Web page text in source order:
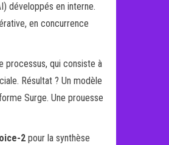
développés en interne.
en concurrence
processus, qui consiste à
Résultat ? Un modèle
Surge. Une prouesse
2 pour la synthèse